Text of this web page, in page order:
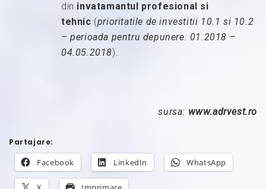
din invatamantul profesional si
tehnic (prioritatile de investitii 10.1 si 10.2
– perioada pentru depunere: 01.2018 –
04.05.2018).
sursa: www.adrvest.ro
Partajare:
Facebook LinkedIn WhatsApp